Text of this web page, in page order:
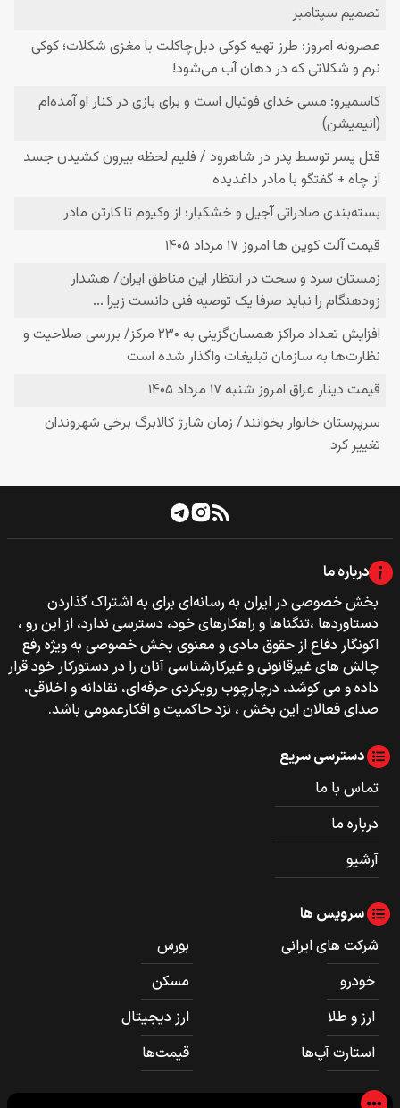
درباره ما
بخش خصوصی‌‌ در ایران به رسانه‌ای برای به اشتراک گذاردن
دستاوردها ،تنگناها و راهکارهای خود، دسترسی ندارد، از این رو ،
اکونگار دفاع از حقوق مادی و معنوی بخش خصوصی به ویژه رفع
چالش های غیرقانونی و غیرکارشناسی آنان را در دستورکار خود قرار
داده و می کوشد، درچارچوب رویکردی حرفه‌ای، نقادانه و اخلاقی،
صدای فعالان این بخش ، نزد حاکمیت و افکارعمومی باشد.
دسترسی سریع
تماس با ما
درباره ما
آرشیو
سرویس ها
شرکت های ایرانی
بورس
خودرو
مسکن
ارز و طلا
ارز دیجیتال
استارت آپ‌ها
قیمت‌ها